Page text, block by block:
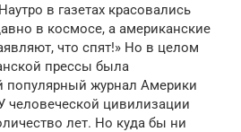
в газетах красовались
в космосе, а американские
что спят!» Но в целом
прессы была
журнал Аме­рики
человеческой цивилизации
лет. Но куда бы ни